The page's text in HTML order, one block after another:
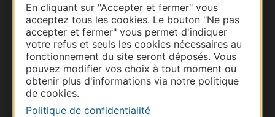
En cliquant sur "Accepter et fermer" vous
acceptez tous les cookies. Le bouton "Ne pas
accepter et fermer" vous permet d'indiquer
votre refus et seuls les cookies nécessaires au
fonctionnement du site seront déposés. Vous
pouvez modifier vos choix à tout moment ou
obtenir plus d'informations via notre politique
de cookies.
Politique de confidentialité
Thermalisme
Business/Mice
Pros d'Occitanie
Site presse et d'influence
Voyagistes